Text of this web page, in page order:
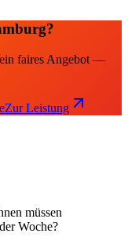
faires Angebot —
Zur Leistung
müssen
Woche?